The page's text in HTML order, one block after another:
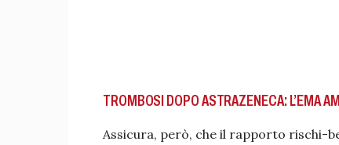
TROMBOSI DOPO ASTRAZENECA: L’EMA
Assicura, però, che il rapporto rischi-